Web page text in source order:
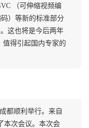
（可伸缩视频编
）等新的标准部分
这也将是今后两年
值得引起国内专家的
都顺利举行。来自
本次会议。本次会